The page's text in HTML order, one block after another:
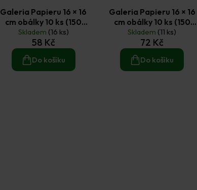
Galeria Papieru 16 × 16
cm obálky 10 ks (150
g/m2) hladká bílá
Skladem (16 ks)
58 Kč
Do košíku
Galeria Papieru 16 × 16
cm obálky 10 ks (150
g/m2) perleťová zelená
Skladem (11 ks)
72 Kč
Do košíku